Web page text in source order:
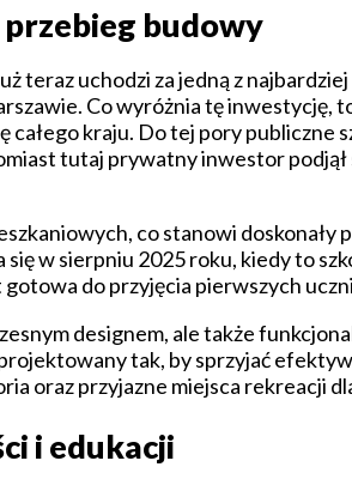
budowy
teraz uchodzi za jedną z najbardziej
Co wyróżnia tę inwestycję,
kraju. Do tej pory publiczne
tutaj prywatny inwestor podjął
co stanowi doskonały
w sierpniu 2025 roku, kiedy to
do przyjęcia pierwszych
designem, ale także
tak, by sprzyjać
oraz przyjazne miejsca rekreacji
i edukacji